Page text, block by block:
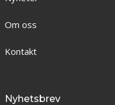
Om oss
Kontakt
Nyhetsbrev